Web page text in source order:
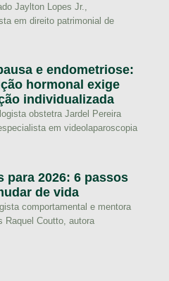
Jaylton Lopes Jr.,
em direito patrimonial de
e endometriose:
hormonal exige
individualizada
obstetra Jardel Pereira
em videolaparoscopia
para 2026: 6 passos
de vida
comportamental e mentora
Raquel Coutto, autora